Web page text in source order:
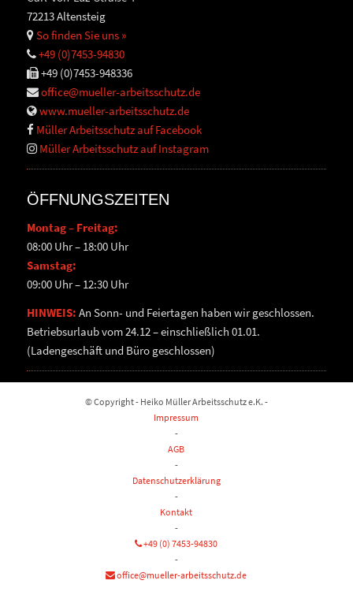
72213 Altensteig
So finden Sie uns »
+49 (0)7453-94830
+49 (0)7453-948336
office@mueller-arbeitsschutz.de
www.mueller-arbeitsschutz.de
Müller Arbeitsschutz auf Facebook
Müller Arbeitsschutz auf Instagram
ÖFFNUNGSZEITEN
Montag – Freitag:
08:00 Uhr – 18:00 Uhr
Samstag:
09:00 Uhr – 12:30 Uhr
HINWEIS: An Sonn- und Feiertagen haben wir geschlossen.
Betriebsurlaub vom 24.12 – einschließlich 01.01.
(Ladengeschäft und Büro geschlossen)
© Copyright - Heiko Müller Arbeitsschutz e.K. -
Impressum
-
AGB
-
Datenschutzerklärung
-
Kontakt
-
+49 (0) 7453-94830
-
office@mueller-arbeitsschutz.de